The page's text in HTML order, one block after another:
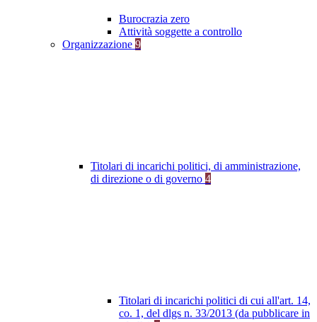
Burocrazia zero
Attività soggette a controllo
Organizzazione 9
Titolari di incarichi politici, di amministrazione,
di direzione o di governo 4
Titolari di incarichi politici di cui all'art. 14,
co. 1, del dlgs n. 33/2013 (da pubblicare in